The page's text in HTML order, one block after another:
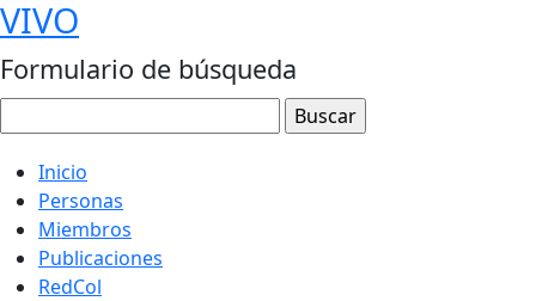
VIVO
Formulario de búsqueda
Inicio
Personas
Miembros
Publicaciones
RedCol